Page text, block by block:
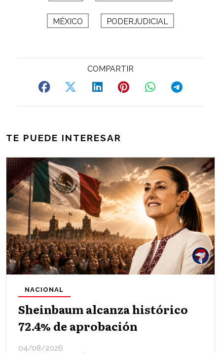
MÉXICO PODERJUDICIAL
TE PUEDE INTERESAR
Sheinbaum alcanza histórico
72.4% de aprobación
NACIONAL
04/08/2026